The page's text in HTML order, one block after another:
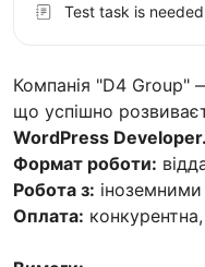
Компанія "D4 Group"
що успішно
WordPress Developer.
Формат роботи:
Робота з: іноземними
Оплата:
Test task is needed